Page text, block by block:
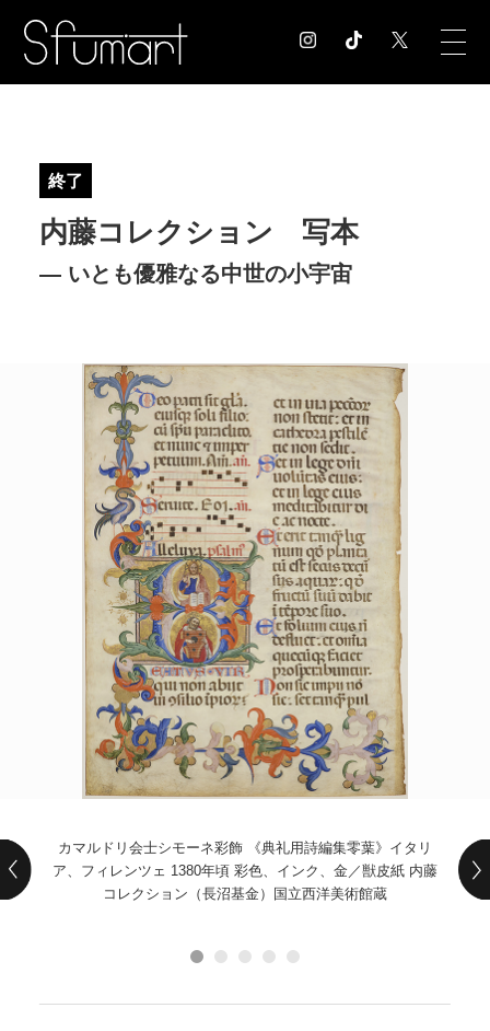
EXHIBITION 展覧会情報
MUSEUM 美術館情報
CONTACT お問合せ
POLICY COMPANY
終了
内藤コレクション 写本
— いとも優雅なる中世の小宇宙
カマルドリ会士シモーネ彩飾 《典礼用詩編集零葉》イタリ
ア、フィレンツェ 1380年頃 彩色、インク、金／獣皮紙 内藤
コレクション（⾧沼基金）国立西洋美術館蔵